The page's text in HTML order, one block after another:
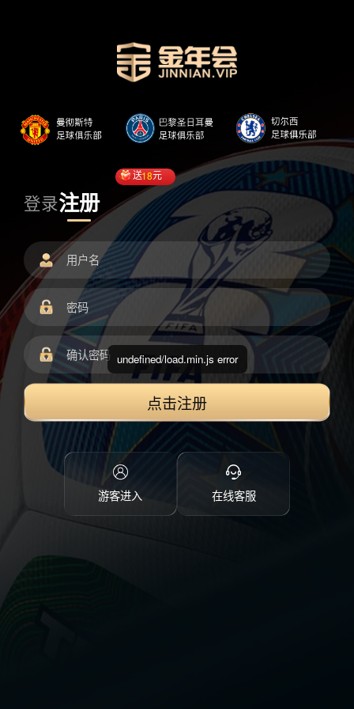
登录注册
送18元
点击注册
游客进入 在线客服
undefined/load.min.js error